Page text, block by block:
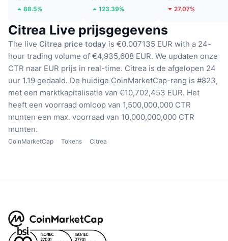
88.5% 123.39% 27.07%
Citrea Live prijsgegevens
The live Citrea price today is €0.007135 EUR with a 24-
hour trading volume of €4,935,608 EUR. We updaten onze
CTR naar EUR prijs in real-time. Citrea is de afgelopen 24
uur 1.19 gedaald. De huidige CoinMarketCap-rang is #823,
met een marktkapitalisatie van €10,702,453 EUR. Het
heeft een voorraad omloop van 1,500,000,000 CTR
munten een max. voorraad van 10,000,000,000 CTR
munten.
CoinMarketCap Tokens Citrea